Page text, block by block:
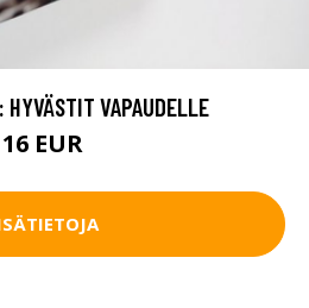
HYVÄSTIT VAPAUDELLE
16 EUR